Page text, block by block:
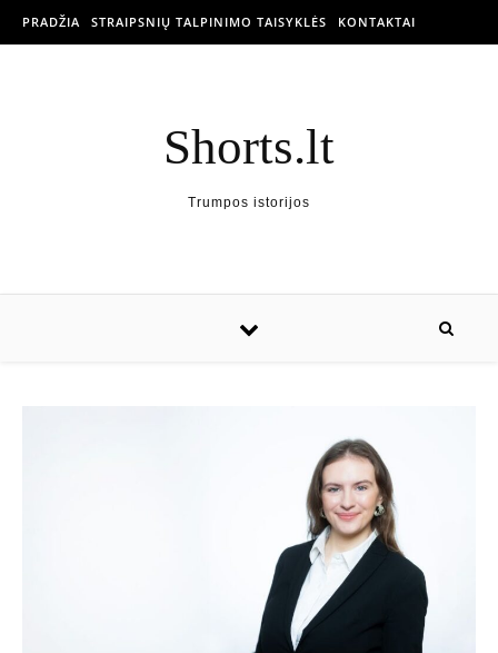
PRADŽIA STRAIPSNIŲ TALPINIMO TAISYKLĖS KONTAKTAI
Shorts.lt
Trumpos istorijos